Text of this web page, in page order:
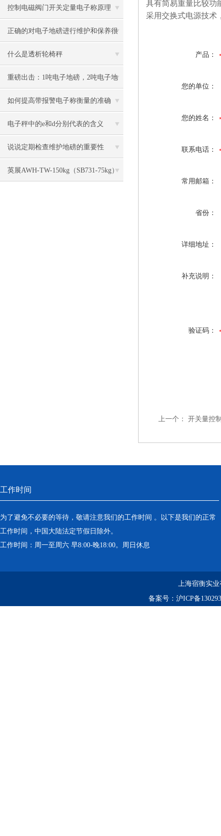
项
控制电磁阀门开关定量电子称原理
正确的对电子地磅进行维护和保养很
有必要
什么是透析轮椅秤
重磅出击：1吨电子地磅，2吨电子地
磅秤，3吨地磅低价狂甩
如何提高带报警电子称衡量的准确
度？
电子秤中的e和d分别代表的含义
说说定期检查维护地磅的重要性
英展AWH-TW-150kg（SB731-75kg）
具有简易重量比较功
采用交换式电源技术
产品：
您的单位：
您的姓名：
联系电话：
常用邮箱：
省份：
详细地址：
补充说明：
验证码：
上一个： 开关量控
工作时间
为了避免不必要的等待，敬请注意我们的工作时间 。以下是我们的正常
工作时间，中国大陆法定节假日除外。
工作时间：周一至周六 早8:00-晚18:00。周日休息
上海宿衡实
备案号： 沪ICP备